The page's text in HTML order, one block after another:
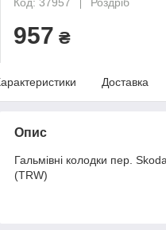
957 ₴
Доставка
Опис
Гальмівні колодки пер.
(TRW)